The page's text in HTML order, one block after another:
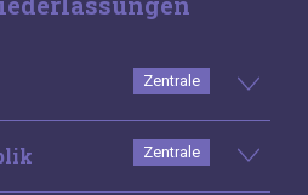
Zentrale
Zentrale